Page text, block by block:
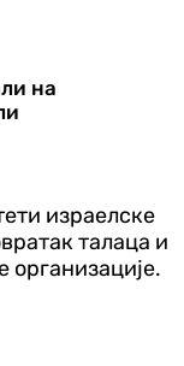
на
израелске
талаца и
организације.